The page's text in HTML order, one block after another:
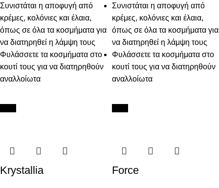
Συνιστάται η αποφυγή από
κρέμες, κολόνιες και έλαια,
όπως σε όλα τα κοσμήματα για
να διατηρηθεί η λάμψη τους
Φυλάσσετε τα κοσμήματα στο
κουτί τους για να διατηρηθούν
αναλλοίωτα
Συνιστάται η αποφυγή από
κρέμες, κολόνιες και έλαια,
όπως σε όλα τα κοσμήματα για
να διατηρηθεί η λάμψη τους
Φυλάσσετε τα κοσμήματα στο
κουτί τους για να διατηρηθούν
αναλλοίωτα
Krystallia Force